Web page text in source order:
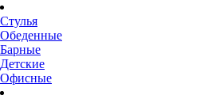
Стулья
Обеденные
Барные
Детские
Офисные